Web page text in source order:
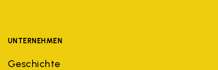
UNTERNEHMEN
Geschichte